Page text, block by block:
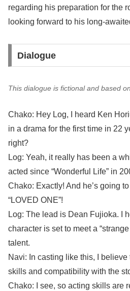
regarding his preparation for the
looking forward to his long-
Dialogue
This dialogue is fictional and based
Chako: Hey Log, I heard Ken
in a drama for the first time in 22
right?
Log: Yeah, it really has been a
acted since “Wonderful Life” in
Chako: Exactly! And he’s going
“LOVED ONE”!
Log: The lead is Dean Fujioka. I
character is set to meet a
talent.
Navi: In casting like this, I
skills and compatibility with the
Chako: I see, so acting skills are